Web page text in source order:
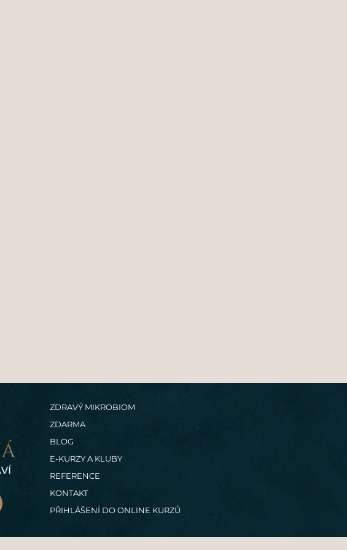
ZDRAVÝ MIKROBIOM
ZDARMA
BLOG
E-KURZY A KLUBY
REFERENCE
KONTAKT
PŘIHLÁŠENÍ DO ONLINE KURZŮ